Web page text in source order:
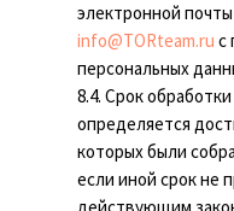
электронной
info@TORteam.ru с
персональных
8.4. Срок
определяется
которых были
если иной срок не